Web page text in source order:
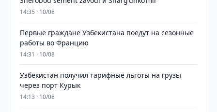
14:35 · 10/08
Первые граждане Узбекистана поедут на сезонные
работы во Францию
14:31 · 10/08
Узбекистан получил тарифные льготы на грузы
через порт Курык
14:13 · 10/08